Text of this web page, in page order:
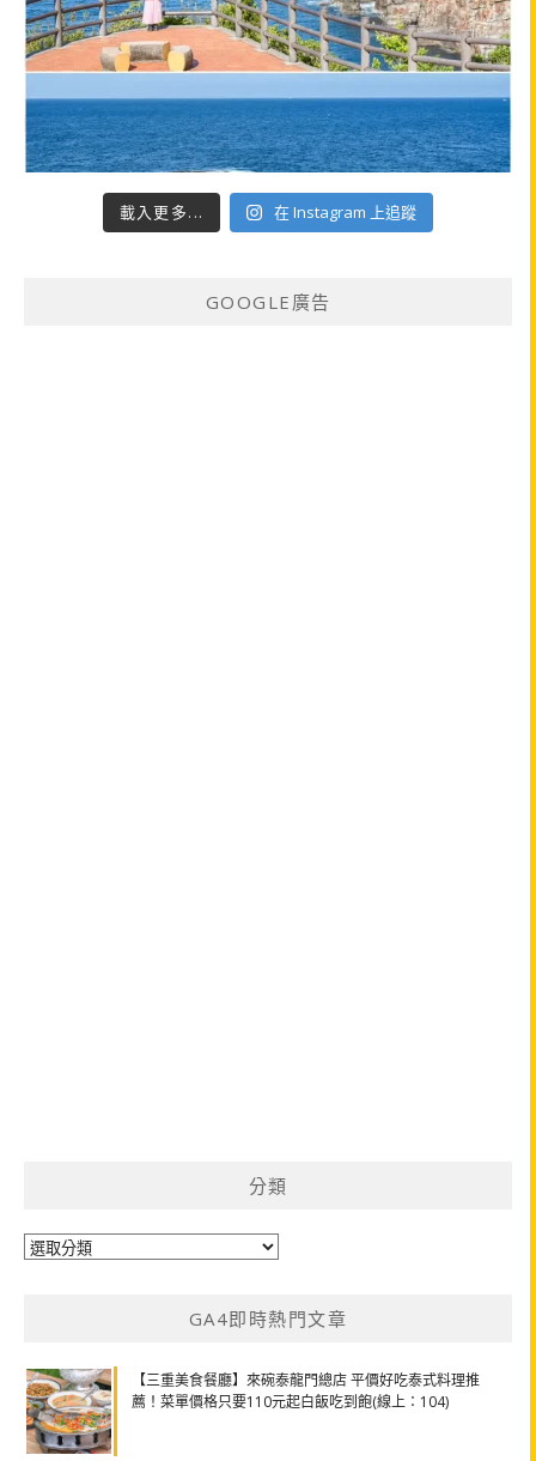
載入更多... 在 Instagram 上追蹤
GOOGLE廣告
分類
分
GA4即時熱門文章
【三重美食餐廳】來碗泰龍門總店 平價好吃泰式料理推
薦！菜單價格只要110元起白飯吃到飽(線上：104)